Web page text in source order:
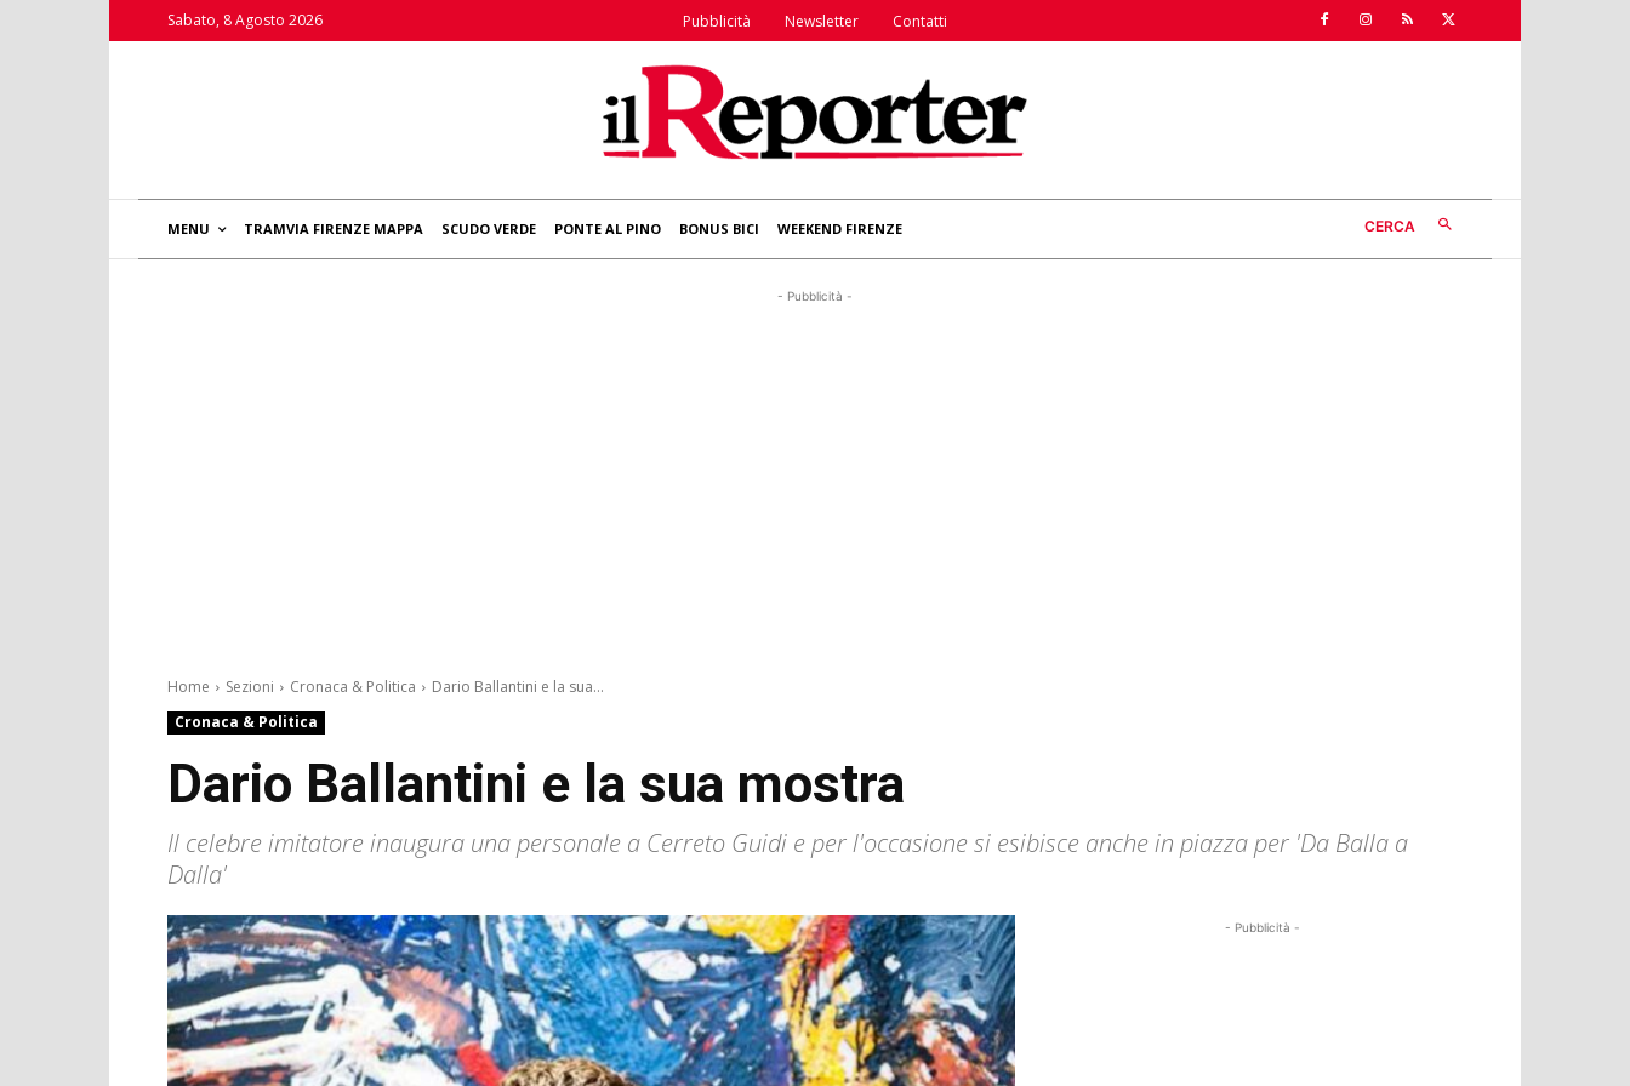
Sabato, 8 Agosto 2026 Pubblicità Newsletter Contatti
MENU TRAMVIA FIRENZE MAPPA SCUDO VERDE PONTE AL PINO BONUS BICI WEEKEND FIRENZE CERCA
- Pubblicità -
Home Sezioni Cronaca & Politica
Dario Ballantini e la sua...
Cronaca & Politica
Dario Ballantini e la sua mostra
Il celebre imitatore inaugura una personale a Cerreto Guidi e per l'occasione si esibisce anche in piazza per 'Da Balla a
Dalla'
- Pubblicità -